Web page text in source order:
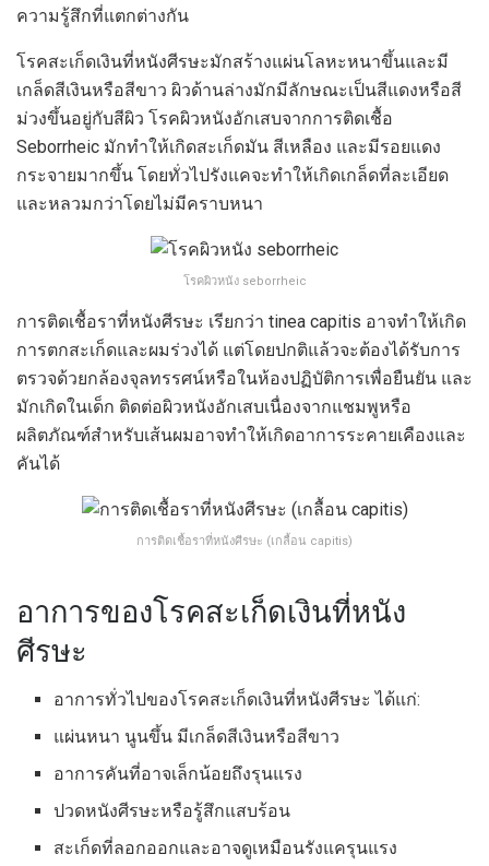
ความรู้สึกที่แตกต่างกัน
โรคสะเก็ดเงินที่หนังศีรษะมักสร้างแผ่นโลหะหนาขึ้นและมี
เกล็ดสีเงินหรือสีขาว ผิวด้านล่างมักมีลักษณะเป็นสีแดงหรือสี
ม่วงขึ้นอยู่กับสีผิว โรคผิวหนังอักเสบจากการติดเชื้อ
Seborrheic มักทำให้เกิดสะเก็ดมัน สีเหลือง และมีรอยแดง
กระจายมากขึ้น โดยทั่วไปรังแคจะทำให้เกิดเกล็ดที่ละเอียด
และหลวมกว่าโดยไม่มีคราบหนา
โรคผิวหนัง seborrheic
การติดเชื้อราที่หนังศีรษะ เรียกว่า tinea capitis อาจทำให้เกิด
การตกสะเก็ดและผมร่วงได้ แต่โดยปกติแล้วจะต้องได้รับการ
ตรวจด้วยกล้องจุลทรรศน์หรือในห้องปฏิบัติการเพื่อยืนยัน และ
มักเกิดในเด็ก ติดต่อผิวหนังอักเสบเนื่องจากแชมพูหรือ
ผลิตภัณฑ์สำหรับเส้นผมอาจทำให้เกิดอาการระคายเคืองและ
คันได้
การติดเชื้อราที่หนังศีรษะ (เกลื้อน capitis)
อาการของโรคสะเก็ดเงินที่หนัง
ศีรษะ
อาการทั่วไปของโรคสะเก็ดเงินที่หนังศีรษะ ได้แก่:
แผ่นหนา นูนขึ้น มีเกล็ดสีเงินหรือสีขาว
อาการคันที่อาจเล็กน้อยถึงรุนแรง
ปวดหนังศีรษะหรือรู้สึกแสบร้อน
สะเก็ดที่ลอกออกและอาจดูเหมือนรังแครุนแรง